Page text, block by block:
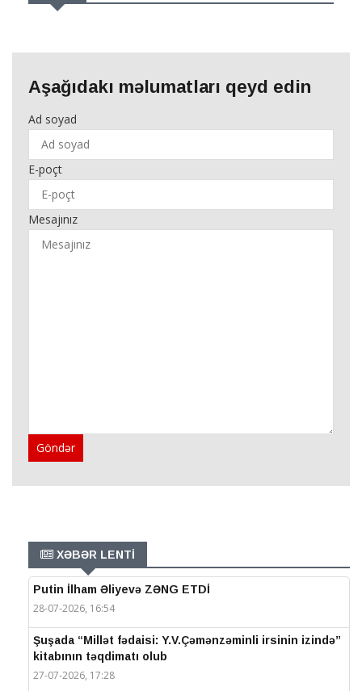
Aşağıdakı məlumatları qeyd edin
Ad soyad
E-poçt
Mesajınız
Göndər
XƏBƏR LENTİ
Putin İlham Əliyevə ZƏNG ETDİ
28-07-2026, 16:54
Şuşada “Millət fədaisi: Y.V.Çəmənzəminli irsinin izində”
kitabının təqdimatı olub
27-07-2026, 17:28